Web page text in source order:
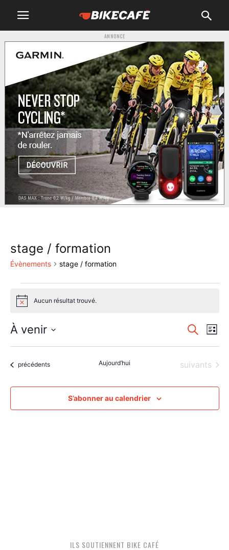
ANNONCE
stage / formation
Évènements stage / formation
Évènements
NoticeAucun résultat trouvé.
et
de
Recherche
de
Liste
À venir
date.Évènements
précédents Aujourd’hui Évènements
suivants
S’abonner au calendrier